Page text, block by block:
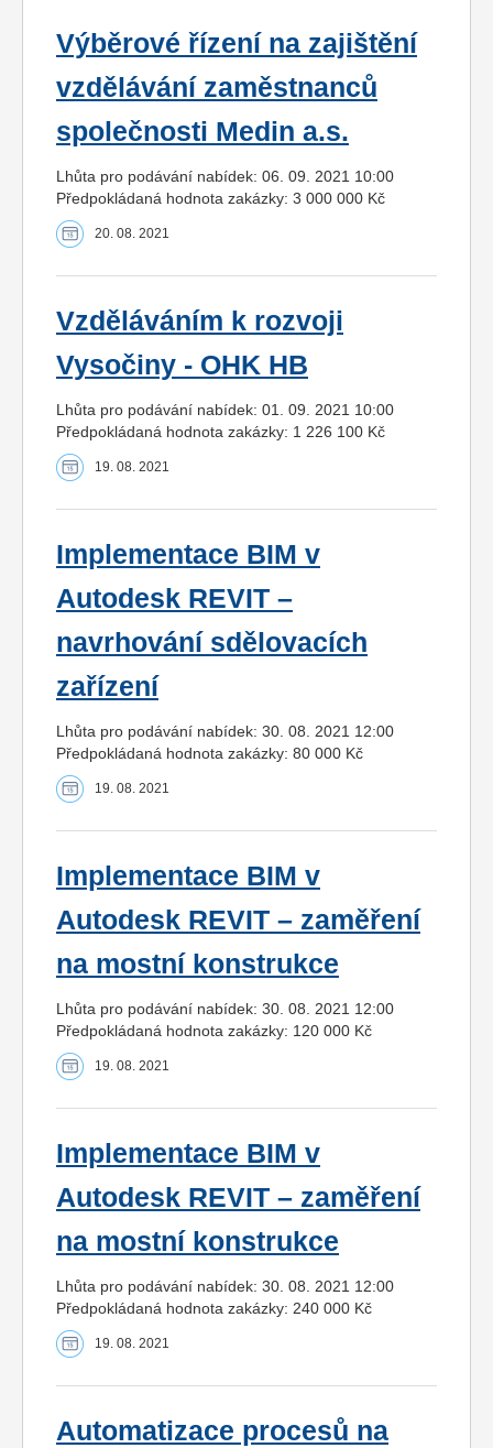
Výběrové řízení na zajištění
vzdělávání zaměstnanců
společnosti Medin a.s.
Lhůta pro podávání nabídek: 06. 09. 2021 10:00
Předpokládaná hodnota zakázky: 3 000 000 Kč
20. 08. 2021
Vzděláváním k rozvoji
Vysočiny - OHK HB
Lhůta pro podávání nabídek: 01. 09. 2021 10:00
Předpokládaná hodnota zakázky: 1 226 100 Kč
19. 08. 2021
Implementace BIM v
Autodesk REVIT –
navrhování sdělovacích
zařízení
Lhůta pro podávání nabídek: 30. 08. 2021 12:00
Předpokládaná hodnota zakázky: 80 000 Kč
19. 08. 2021
Implementace BIM v
Autodesk REVIT – zaměření
na mostní konstrukce
Lhůta pro podávání nabídek: 30. 08. 2021 12:00
Předpokládaná hodnota zakázky: 120 000 Kč
19. 08. 2021
Implementace BIM v
Autodesk REVIT – zaměření
na mostní konstrukce
Lhůta pro podávání nabídek: 30. 08. 2021 12:00
Předpokládaná hodnota zakázky: 240 000 Kč
19. 08. 2021
Automatizace procesů na